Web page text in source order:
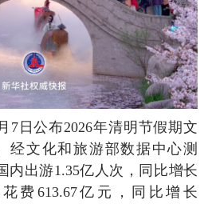
7日公布2026年清明节假期文
经文化和旅游部数据中心测
内出游1.35亿人次，同比增长
费613.67亿元，同比增长